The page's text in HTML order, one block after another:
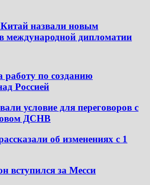
назвали новым
международной дипломатии
по созданию
Россией
условие для переговоров с
ДСНВ
об изменениях с 1
вступился за Месси